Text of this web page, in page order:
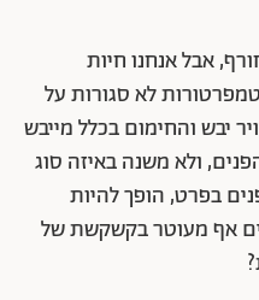
אבל אנחנו חיות
לא סגורות על
יבש והחימום בכלל מייבש
ולא משנה באיזה סוג
בפרט, הופך להיות
אף מעוטר בקשקשת של